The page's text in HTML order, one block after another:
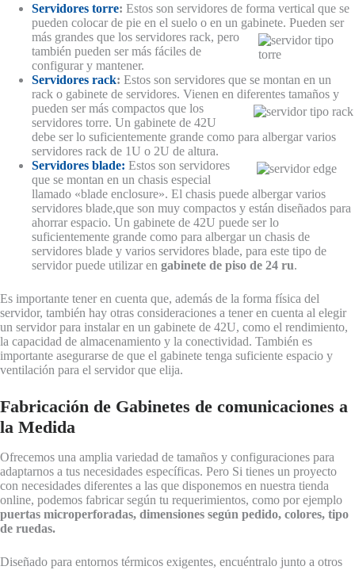
Servidores torre: Estos son servidores de forma vertical que se
pueden colocar de pie en el suelo o en un gabinete. Pueden ser
más grandes que los servidores rack, pero
también pueden ser más fáciles de
configurar y mantener.
Servidores rack: Estos son servidores que se montan en un
rack o gabinete de servidores. Vienen en diferentes tamaños y
pueden ser más compactos que los
servidores torre. Un gabinete de 42U
debe ser lo suficientemente grande como para albergar varios
servidores rack de 1U o 2U de altura.
Servidores blade: Estos son servidores
que se montan en un chasis especial
llamado «blade enclosure». El chasis puede albergar varios
servidores blade,que son muy compactos y están diseñados para
ahorrar espacio. Un gabinete de 42U puede ser lo
suficientemente grande como para albergar un chasis de
servidores blade y varios servidores blade, para este tipo de
servidor puede utilizar en gabinete de piso de 24 ru.
Es importante tener en cuenta que, además de la forma física del
servidor, también hay otras consideraciones a tener en cuenta al elegir
un servidor para instalar en un gabinete de 42U, como el rendimiento,
la capacidad de almacenamiento y la conectividad. También es
importante asegurarse de que el gabinete tenga suficiente espacio y
ventilación para el servidor que elija.
Fabricación de Gabinetes de comunicaciones a
la Medida
Ofrecemos una amplia variedad de tamaños y configuraciones para
adaptarnos a tus necesidades específicas. Pero Si tienes un proyecto
con necesidades diferentes a las que disponemos en nuestra tienda
online, podemos fabricar según tu requerimientos, como por ejemplo
puertas microperforadas, dimensiones según pedido, colores, tipo
de ruedas.
Diseñado para entornos térmicos exigentes, encuéntralo junto a otros